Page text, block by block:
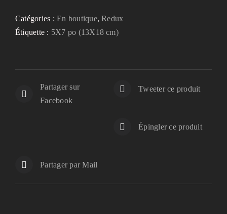
Catégories :En boutique,Redux
Étiquette : 5X7 po (13X18 cm)
Partager sur
Facebook
Tweeter ce produit
Épingler ce produit
Partager par Mail